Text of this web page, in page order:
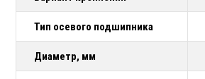
Тип осевого подшипника
Диаметр, мм